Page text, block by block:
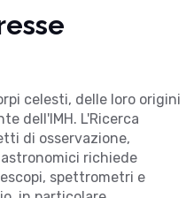
celesti, delle loro origini
dell'IMH. L'Ricerca
di osservazione,
richiede
spettrometri e